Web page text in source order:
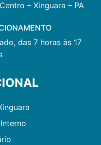
– Xinguara – PA
das 7 horas às 17